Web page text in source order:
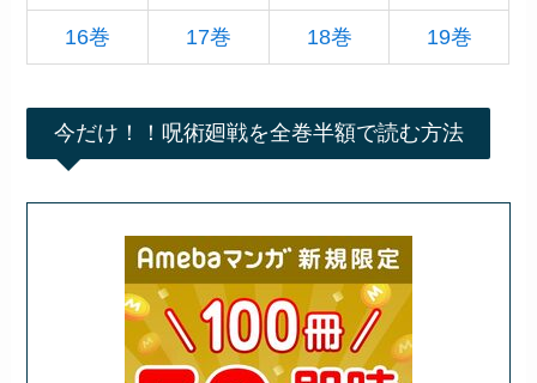
16巻 17巻 18巻 19巻
今だけ！！呪術廻戦を全巻半額で読む方法